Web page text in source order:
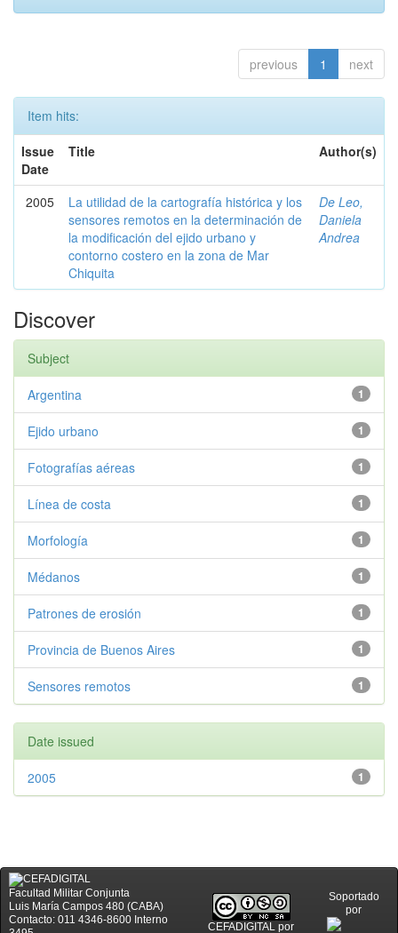
previous 1 next
Item hits:
Issue
Date
Title Author(s)
2005
La utilidad de la cartografía histórica y los
sensores remotos en la determinación de
la modificación del ejido urbano y
contorno costero en la zona de Mar
Chiquita
De Leo,
Daniela
Andrea
Discover
Subject
1
Argentina
1
Ejido urbano
1
Fotografías aéreas
1
Línea de costa
1
Morfología
1
Médanos
1
Patrones de erosión
1
Provincia de Buenos Aires
1
Sensores remotos
Date issued
1
2005
Facultad Militar Conjunta
Luis María Campos 480 (CABA)
Contacto: 011 4346-8600 Interno
CEFADIGITAL por
Soportado
por